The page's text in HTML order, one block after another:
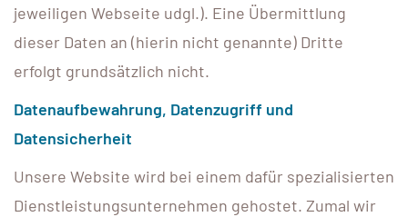
jeweiligen Webseite udgl.). Eine Übermittlung
dieser Daten an (hierin nicht genannte) Dritte
erfolgt grundsätzlich nicht.
Datenaufbewahrung, Datenzugriff und
Datensicherheit
Unsere Website wird bei einem dafür spezialisierten
Dienstleistungsunternehmen gehostet. Zumal wir